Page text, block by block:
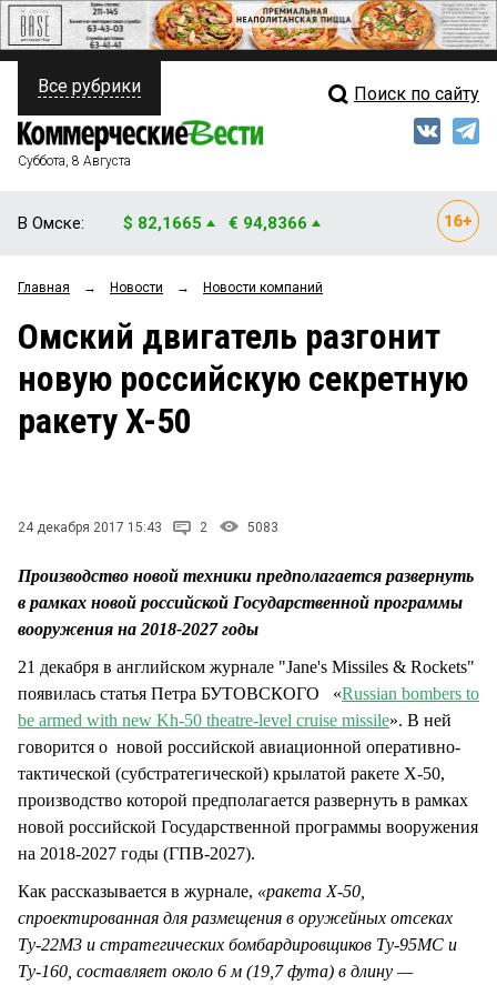
ПОЛИТИКА
ФИНАНСЫ
ОБЩЕСТВО
ЗАКОН
НОВОСТИ КОМПАНИЙ
Свежий выпуск
Мнения
Рейтинги
Блоги
Все рубрики Поиск по сайту
Суббота, 8 Августа
В Омске: $ 82,1665 € 94,8366
Главная → Новости → Новости компаний
Омский двигатель разгонит
новую российскую секретную
ракету X-50
24 декабря 2017 15:43 2 5083
Производство новой техники предполагается развернуть
в рамках новой российской Государственной программы
вооружения на 2018-2027 годы
21 декабря в английском журнале "Jane's Missiles & Rockets"
появилась статья Петра БУТОВСКОГО «Russian bombers to
be armed with new Kh-50 theatre-level cruise missile». В ней
говорится о новой российской авиационной оперативно-
тактической (субстратегической) крылатой ракете Х-50,
производство которой предполагается развернуть в рамках
новой российской Государственной программы вооружения
на 2018-2027 годы (ГПВ-2027).
Как рассказывается в журнале, «ракета Х-50,
спроектированная для размещения в оружейных отсеках
Ту-22М3 и стратегических бомбардировщиков Ту-95МС и
Ту-160, составляет около 6 м (19,7 фута) в длину —